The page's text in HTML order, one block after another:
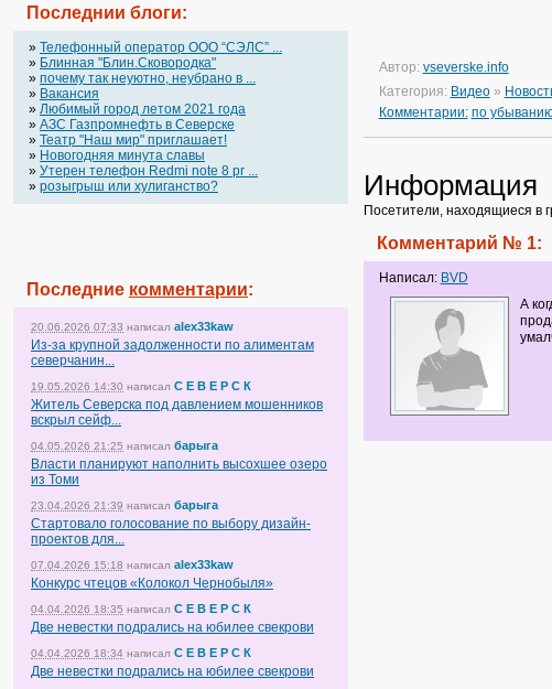
Последнии блоги:
» Телефонный оператор OOO “СЭЛС” ...
» Блинная "Блин.Сковородка"
» почему так неуютно, неубрано в ...
» Вакансия
» Любимый город летом 2021 года
» АЗС Газпромнефть в Северске
» Театр "Наш мир" приглашает!
» Новогодняя минута славы
» Утерен телефон Redmi note 8 pr ...
» розыгрыш или хулиганство?
Последние комментарии:
20.06.2026 07:33 написал alex33kaw
Из-за крупной задолженности по алиментам
северчанин...
19.05.2026 14:30 написал С Е В Е Р С К
Житель Северска под давлением мошенников
вскрыл сейф...
04.05.2026 21:25 написал барыга
Власти планируют наполнить высохшее озеро
из Томи
23.04.2026 21:39 написал барыга
Стартовало голосование по выбору дизайн-
проектов для...
07.04.2026 15:18 написал alex33kaw
Конкурс чтецов «Колокол Чернобыля»
04.04.2026 18:35 написал С Е В Е Р С К
Две невестки подрались на юбилее свекрови
04.04.2026 18:34 написал С Е В Е Р С К
Две невестки подрались на юбилее свекрови
Автор: vseverske.info
Категория: Видео»
Комментарии: по
Информация
Посетители, находящиеся в
Комментарий № 1:
Написал: BVD
А